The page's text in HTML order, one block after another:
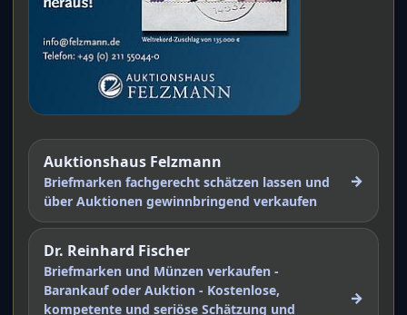
Auktionshaus Felzmann
Briefmarken fachgerecht schätzen lassen und
über Auktionen gewinnbringend verkaufen
→
Dr. Reinhard Fischer
Briefmarken und Münzen verkaufen -
Barankauf oder Auktion - Kostenlose,
kompetente und seriöse Schätzung und
→